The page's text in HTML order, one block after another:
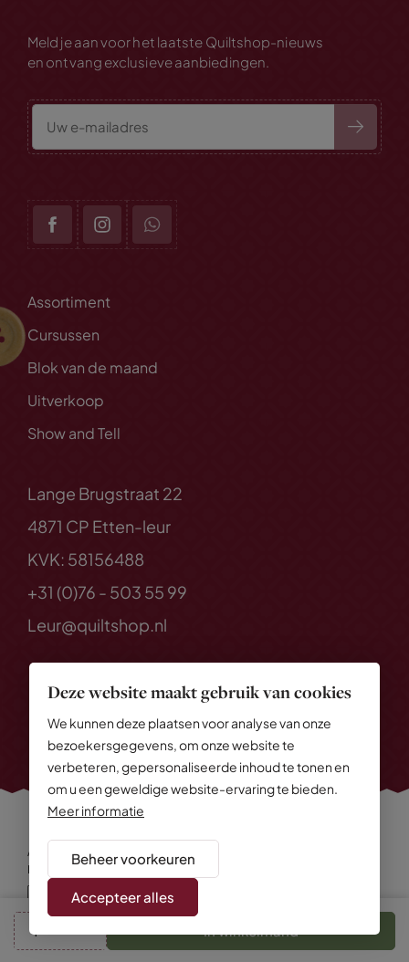
Deze website maakt gebruik van cookies
We kunnen deze plaatsen voor analyse van onze
bezoekersgegevens, om onze website te
verbeteren, gepersonaliseerde inhoud te tonen en
om u een geweldige website-ervaring te bieden.
Meer informatie
Beheer voorkeuren
Accepteer alles
In winkelmand
Meld je aan voor het laatste Quiltshop-nieuws
en ontvang exclusieve aanbiedingen.
Assortiment
Cursussen
Blok van de maand
Uitverkoop
Show and Tell
Lange Brugstraat 22
4871 CP Etten-leur
KVK: 58156488
+31 (0)76 - 503 55 99
Leur@quiltshop.nl
Alle rechten voorbehouden
Privacy Policy
Algemene voorwaarden